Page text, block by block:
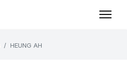
HEUNG AH